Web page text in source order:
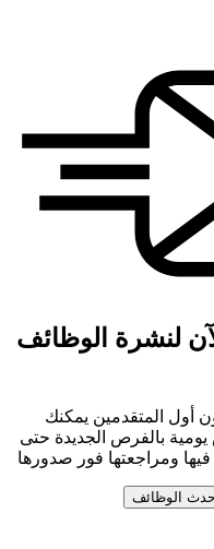
لنشرة الوظائف
أول المتقدمين يمكنك
بالفرص الجديدة حتى
ومراجعتها فور صدورها
الوظائف